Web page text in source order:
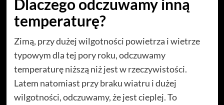
Dlaczego odczuwamy inną
temperaturę?
Zimą, przy dużej wilgotności powietrza i wietrze
typowym dla tej pory roku, odczuwamy
temperaturę niższą niż jest w rzeczywistości.
Latem natomiast przy braku wiatru i dużej
wilgotności, odczuwamy, że jest cieplej. To